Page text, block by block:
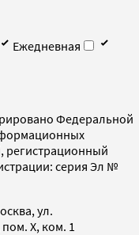
Ежедневная
Федеральной
регистрационный
серия Эл №
ул.
X, ком. 1